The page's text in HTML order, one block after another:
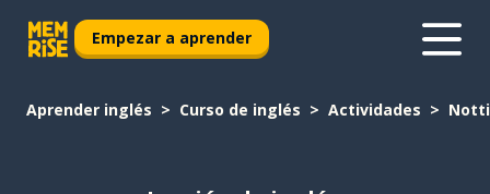
Empezar a aprender
Aprender inglés Curso de inglés Actividades